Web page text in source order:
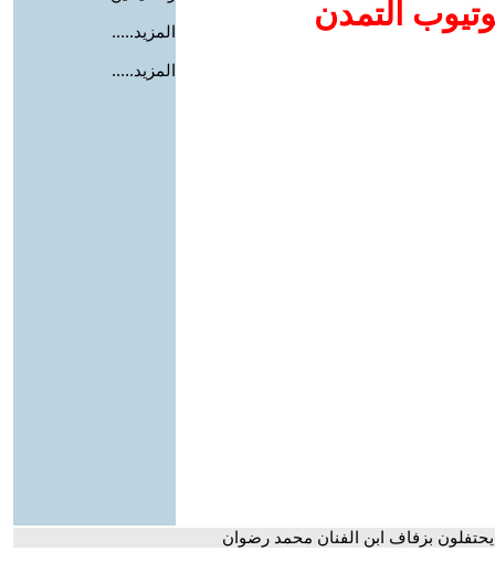
التمدن المزيد.....
المزيد.....
بزفاف ابن الفنان محمد رضوان